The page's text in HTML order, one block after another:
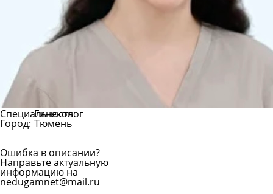
Специальность:
Гинеколог
Город: Тюмень
Ошибка в описании?
Направьте актуальную
информацию на
nedugamnet@mail.ru